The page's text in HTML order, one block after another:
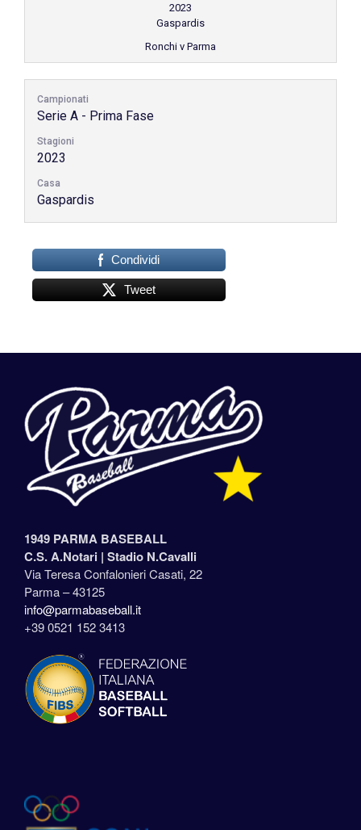
2023
Gaspardis
Ronchi v Parma
Campionati
Serie A - Prima Fase
Stagioni
2023
Casa
Gaspardis
Condividi
Tweet
1949 PARMA BASEBALL
C.S. A.Notari | Stadio N.Cavalli
Via Teresa Confalonieri Casati, 22
Parma – 43125
info@parmabaseball.it
+39 0521 152 3413